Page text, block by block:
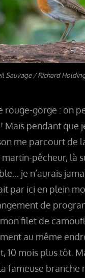
Sauvage / Richard
rouge-gorge : on
Mais pendant que
me parcourt de
martin-pêcheur, là
je n’aurais
par ici en plein
de
filet de
au même
10 mois plus tôt.
fameuse branche